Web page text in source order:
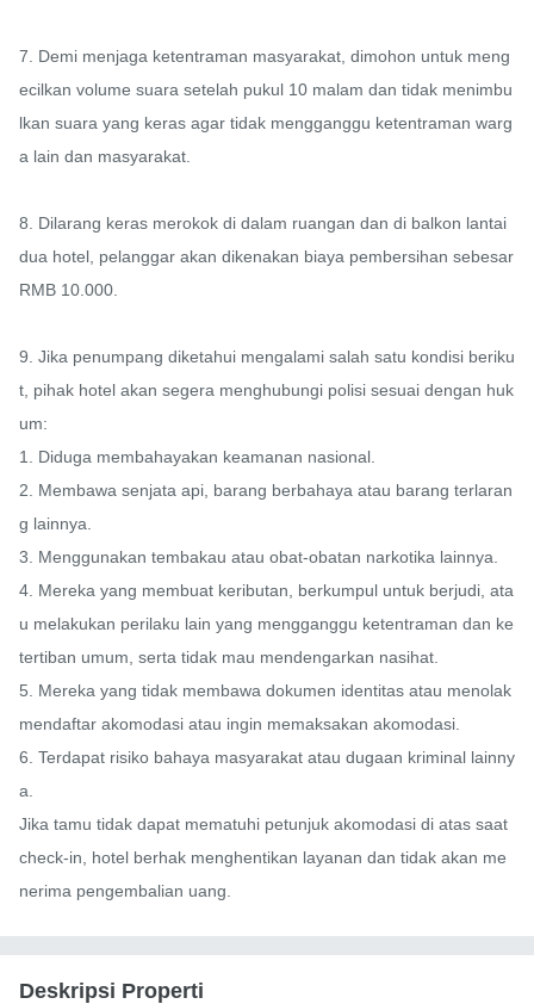
7. Demi menjaga ketentraman masyarakat, dimohon untuk meng
ecilkan volume suara setelah pukul 10 malam dan tidak menimbu
lkan suara yang keras agar tidak mengganggu ketentraman warg
a lain dan masyarakat.
8. Dilarang keras merokok di dalam ruangan dan di balkon lantai
dua hotel, pelanggar akan dikenakan biaya pembersihan sebesar
RMB 10.000.
9. Jika penumpang diketahui mengalami salah satu kondisi beriku
t, pihak hotel akan segera menghubungi polisi sesuai dengan huk
um:
1. Diduga membahayakan keamanan nasional.
2. Membawa senjata api, barang berbahaya atau barang terlaran
g lainnya.
3. Menggunakan tembakau atau obat-obatan narkotika lainnya.
4. Mereka yang membuat keributan, berkumpul untuk berjudi, ata
u melakukan perilaku lain yang mengganggu ketentraman dan ke
tertiban umum, serta tidak mau mendengarkan nasihat.
5. Mereka yang tidak membawa dokumen identitas atau menolak
mendaftar akomodasi atau ingin memaksakan akomodasi.
6. Terdapat risiko bahaya masyarakat atau dugaan kriminal lainny
a.
Jika tamu tidak dapat mematuhi petunjuk akomodasi di atas saat
check-in, hotel berhak menghentikan layanan dan tidak akan me
nerima pengembalian uang.
Deskripsi Properti